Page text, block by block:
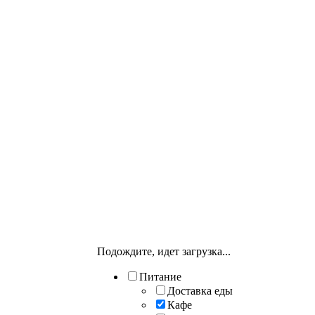
Подождите, идет загрузка...
Питание
Доставка еды
Кафе